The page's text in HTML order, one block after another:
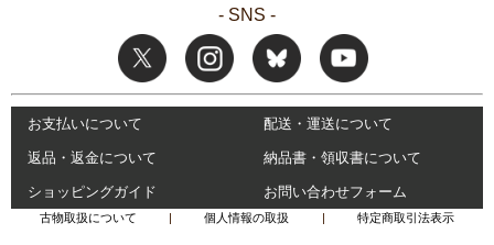
- SNS -
お支払いについて 配送・運送について
返品・返金について 納品書・領収書について
ショッピングガイド お問い合わせフォーム
古物取扱について | 個人情報の取扱 | 特定商取引法表示